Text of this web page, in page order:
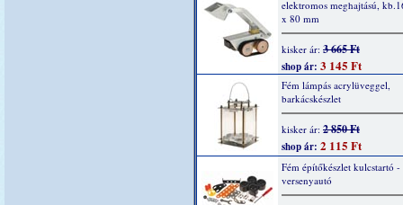
elektromos meghajtású,
x 80 mm
kisker ár: 3 665 Ft
shop ár: 3 145 Ft
Fém lámpás acrylüveggel,
barkácskészlet
kisker ár: 2 850 Ft
shop ár: 2 115 Ft
Fém építőkészlet kulcstartó -
versenyautó